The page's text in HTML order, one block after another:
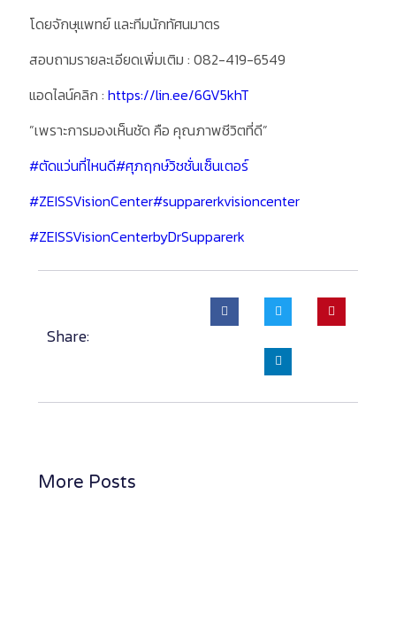
โดยจักษุแพทย์ และทีมนักทัศนมาตร
สอบถามรายละเอียดเพิ่มเติม : 082-419-6549
แอดไลน์คลิก : https://lin.ee/6GV5khT
”เพราะการมองเห็นชัด คือ คุณภาพชีวิตที่ดี”
#ตัดแว่นที่ไหนดี#ศุภฤกษ์วิชชั่นเซ็นเตอร์
#ZEISSVisionCenter#supparerkvisioncenter
#ZEISSVisionCenterbyDrSupparerk
Share:
More Posts